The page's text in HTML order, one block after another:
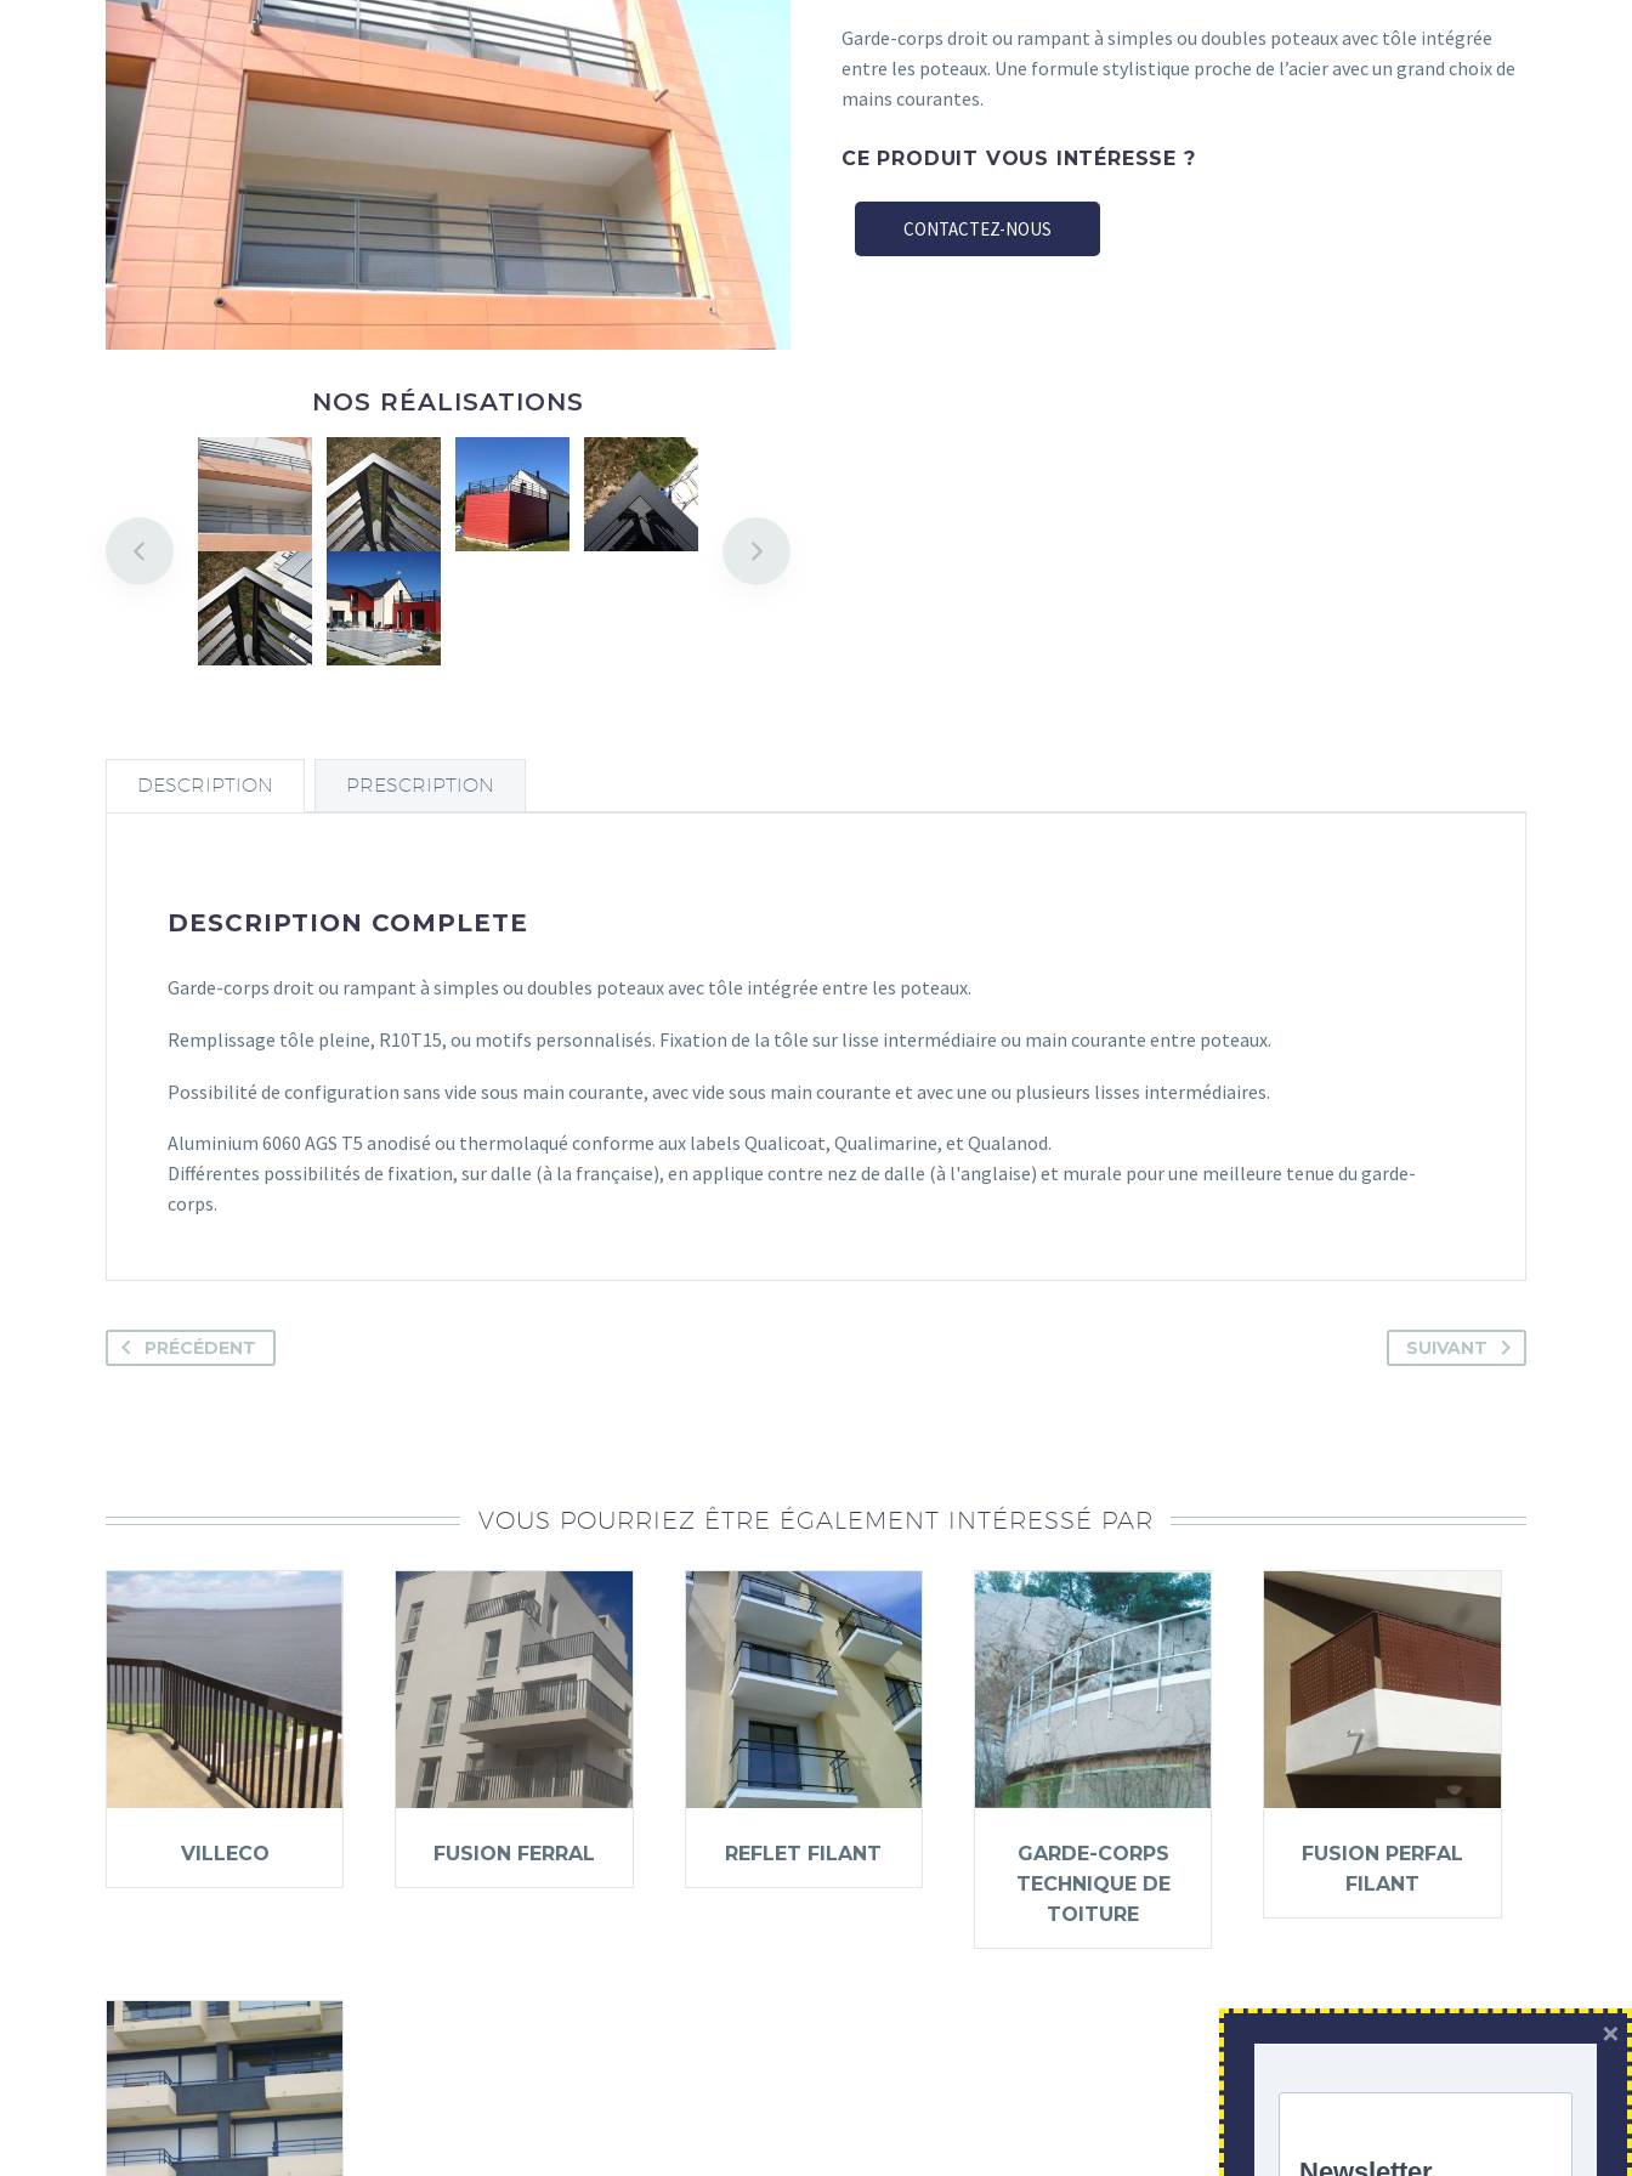
NOS RÉALISATIONS
Garde-corps droit ou rampant à simples ou doubles poteaux avec tôle intégrée
entre les poteaux. Une formule stylistique proche de l’acier avec un grand choix de
mains courantes.
CE PRODUIT VOUS INTÉRESSE ?
CONTACTEZ-NOUS
DESCRIPTION PRESCRIPTION
DESCRIPTION COMPLETE
Garde-corps droit ou rampant à simples ou doubles poteaux avec tôle intégrée entre les poteaux.
Remplissage tôle pleine, R10T15, ou motifs personnalisés. Fixation de la tôle sur lisse intermédiaire ou main courante entre poteaux.
Possibilité de configuration sans vide sous main courante, avec vide sous main courante et avec une ou plusieurs lisses intermédiaires.
Aluminium 6060 AGS T5 anodisé ou thermolaqué conforme aux labels Qualicoat, Qualimarine, et Qualanod.
Différentes possibilités de fixation, sur dalle (à la française), en applique contre nez de dalle (à l'anglaise) et murale pour une meilleure tenue du garde-
corps.
PRÉCÉDENT SUIVANT
VOUS POURRIEZ ÊTRE ÉGALEMENT INTÉRESSÉ PAR
VILLECO FUSION FERRAL REFLET FILANT
GARDE-CORPS
TECHNIQUE DE
TOITURE
FUSION PERFAL
FILANT
×